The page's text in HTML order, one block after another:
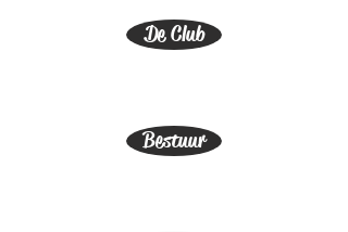
De Club
Bestuur